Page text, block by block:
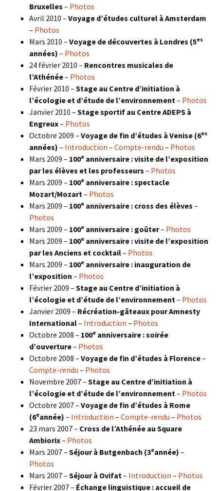
Bruxelles – Photos
Avril 2010 – Voyage d’études culturel à Amsterdam
– Photos
Mars 2010 – Voyage de découvertes à Londres (5es
années) – Photos
24 février 2010 – Rencontres musicales de
l’Athénée– Photos
Février 2010 – Stage au Centre d’initiation à
l’écologie et d’étude de l’environnement – Photos
Janvier 2010 – Stage sportif au Centre ADEPS à
Engreux– Photos
Octobre 2009 – Voyage de fin d’études à Venise (6es
années) – Introduction – Compte-rendu – Photos
Mars 2009 – 100e anniversaire : visite de l’exposition
par les élèves et les professeurs – Photos
Mars 2009 – 100e anniversaire : spectacle
Mozart/Mozart – Photos
Mars 2009 – 100e anniversaire : cross des élèves –
Photos
Mars 2009 – 100e anniversaire : goûter– Photos
Mars 2009 – 100e anniversaire : visite de l’exposition
par les Anciens et cocktail– Photos
Mars 2009 – 100e anniversaire : inauguration de
l’exposition – Photos
Février 2009 – Stage au Centre d’initiation à
l’écologie et d’étude de l’environnement – Photos
Janvier 2009 – Récréation-gâteaux pour Amnesty
International– Introduction – Photos
Octobre 2008 – 100e anniversaire : soirée
d’ouverture– Photos
Octobre 2008 – Voyage de fin d’études à Florence–
Compte-rendu – Photos
Novembre 2007 – Stage au Centre d’initiation à
l’écologie et d’étude de l’environnement – Photos
Octobre 2007 – Voyage de fin d’études à Rome
(6eannée) – Introduction – Compte-rendu – Photos
23 mars 2007 – Cross de l’Athénée au Square
Ambiorix– Photos
Mars 2007 – Séjour à Butgenbach (3eannée) –
Photos
Mars 2007 – Séjour à Ovifat – Introduction – Photos
Février 2007 – Échange linguistique : accueil de